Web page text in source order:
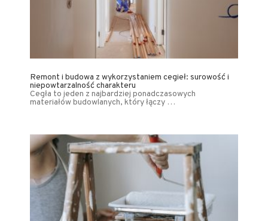
Remont i budowa z wykorzystaniem cegieł: surowość i
niepowtarzalność charakteru
Cegła to jeden z najbardziej ponadczasowych
materiałów budowlanych, który łączy …